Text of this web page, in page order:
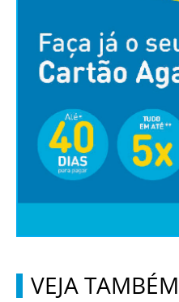
VEJA TAMBÉM